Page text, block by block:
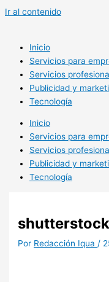
Ir al contenido
Inicio
Servicios para
Servicios
Publicidad y
Tecnología
Inicio
Servicios para
Servicios
Publicidad y
Tecnología
Por Redacción Iqua /